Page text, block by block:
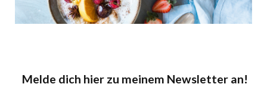
Melde dich hier zu meinem Newsletter an!